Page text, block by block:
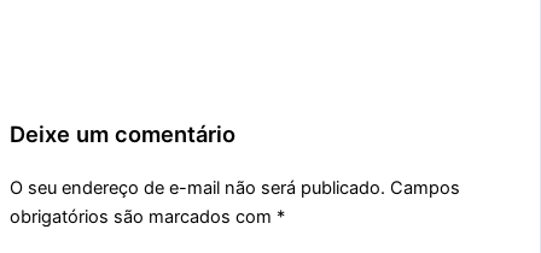
Deixe um comentário
O seu endereço de e-mail não será publicado. Campos
obrigatórios são marcados com *